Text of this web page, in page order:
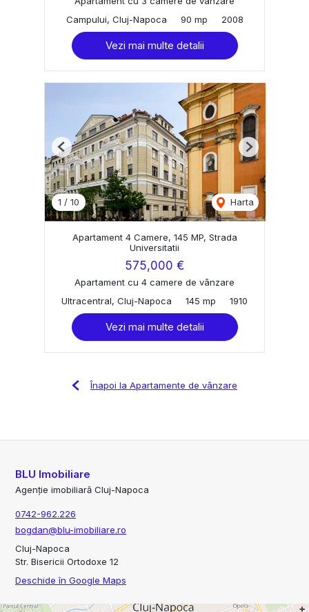
Campului, Cluj-Napoca
90 mp 2008
Vezi mai multe detalii
1 / 10 Harta
Previous Next
Apartament 4 Camere, 145 MP, Strada
Universitatii
575,000 €
Apartament cu 4 camere de vânzare
Ultracentral, Cluj-Napoca
145 mp 1910
Vezi mai multe detalii
Înapoi la Apartamente de vânzare
BLU Imobiliare
Agenție imobiliară Cluj-Napoca
0742-962.226
bogdan@blu-imobiliare.ro
Cluj-Napoca
Str. Bisericii Ortodoxe 12
Deschide în Google Maps